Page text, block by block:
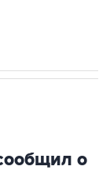
о